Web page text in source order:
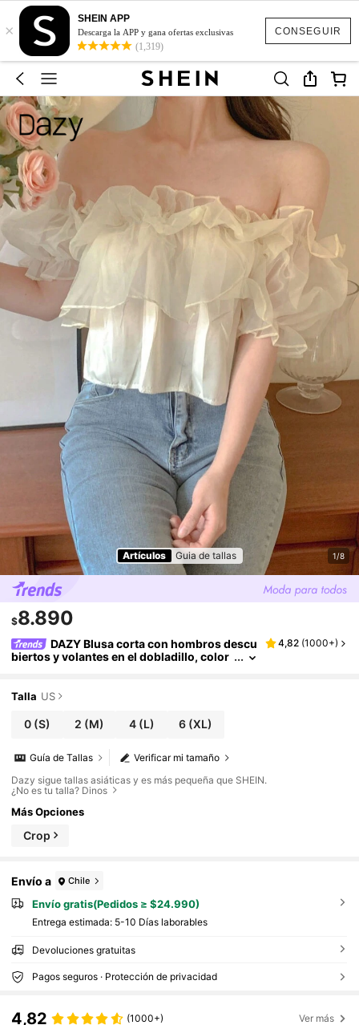
CONSEGUIR
×
SHEIN APP
Descarga la APP y gana ofertas exclusivas
(1,319)
Artículos Guia de tallas 1/8
$8.890
DAZY Blusa corta con hombros descu
biertos y volantes en el dobladillo, color
4,82 (1000+)
Talla US
0 (S) 2 (M) 4(L) 6 (XL)
Verificar mi tamaño
Guía de Tallas
Dazy sigue tallas asiáticas y es más pequeña que SHEIN.
¿No es tu talla? Dinos
Más Opciones
Crop
Envío a Chile
Envío gratis(Pedidos ≥ $24.990)
Entrega estimada: 5-10 Días laborables
Devoluciones gratuitas
Pagos seguros · Protección de privacidad
4,82 (1000+) Ver más